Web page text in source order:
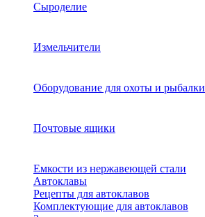
Сыроделие
Измельчители
Оборудование для охоты и рыбалки
Почтовые ящики
Емкости из нержавеющей стали
Автоклавы
Рецепты для автоклавов
Комплектующие для автоклавов